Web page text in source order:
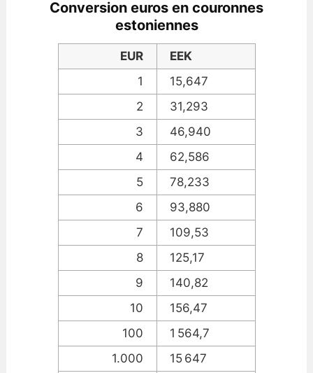
Conversion euros en couronnes
estoniennes
EUR
EEK
1
15,647
2
31,293
3
46,940
4
62,586
5
78,233
6
93,880
7
109,53
8
125,17
9
140,82
10
156,47
100
1 564,7
1.000
15 647